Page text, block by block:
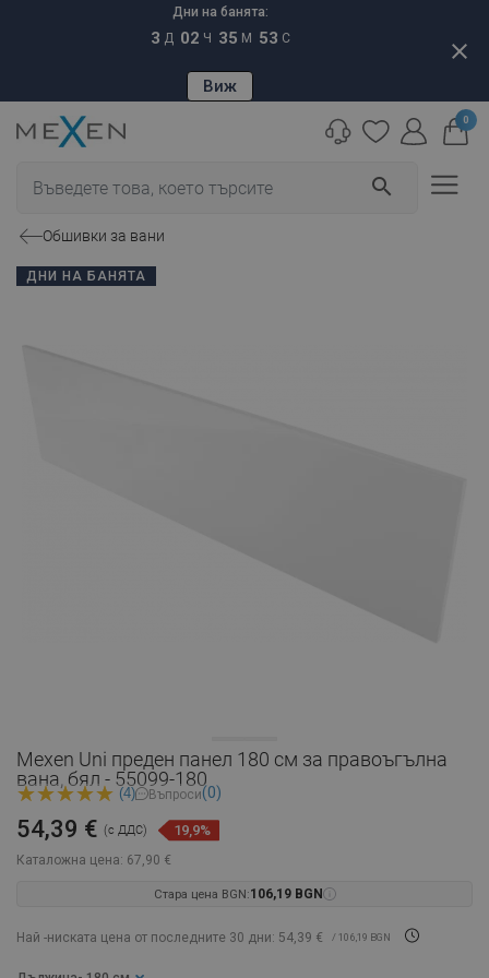
Дни на банята:
3 Д 02 Ч 35 М 52 С
Виж
close
search
0
Обшивки за вани
ДНИ НА БАНЯТА
Mexen Uni преден панел 180 см за правоъгълна
вана, бял - 55099-180
(4) Въпроси(0)
Каталожна цена: 67,90 €
54,39 € (с ДДС) 19,9%
Стара цена BGN:106,19 BGN
Най -ниската цена от последните 30 дни: 54,39 € / 106,19 BGN